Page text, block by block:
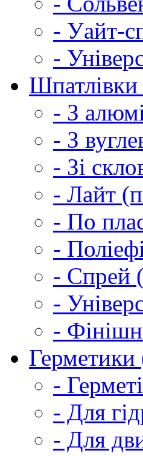
- Уайт-
-
- З
- З
- Зі
- Лайт
- По
-
- Спрей
-
-
Герметики
-
- Для
- Для